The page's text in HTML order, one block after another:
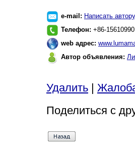
e-mail: Написать автору
Телефон: +86-
web адрес:
Автор объявления:
Удалить |
Поделиться с